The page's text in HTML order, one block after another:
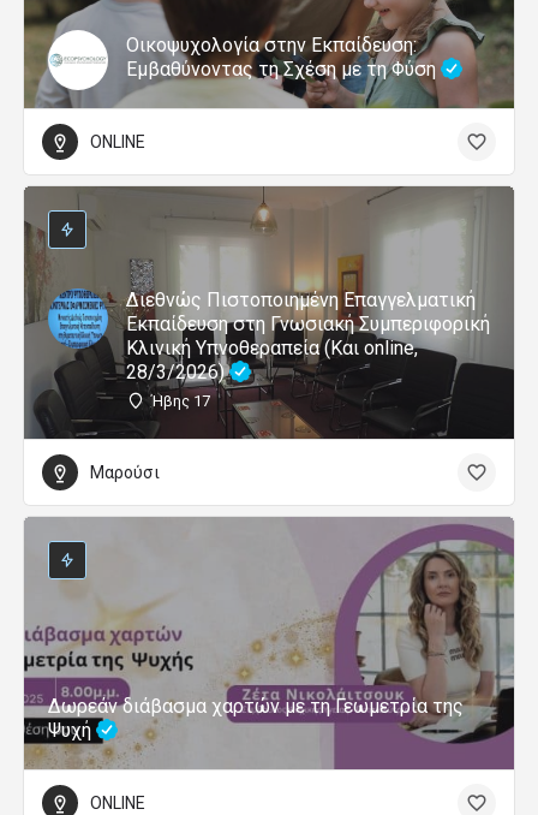
Οικοψυχολογία στην Εκπαίδευση:
Εμβαθύνοντας τη Σχέση με τη Φύση
ONLINE
Διεθνώς Πιστοποιημένη Επαγγελματική
Εκπαίδευση στη Γνωσιακή Συμπεριφορική
Κλινική Υπνοθεραπεία (Και online,
28/3/2026)
Ήβης 17
Μαρούσι
Δωρεάν διάβασμα χαρτών με τη Γεωμετρία της
Ψυχή
ONLINE